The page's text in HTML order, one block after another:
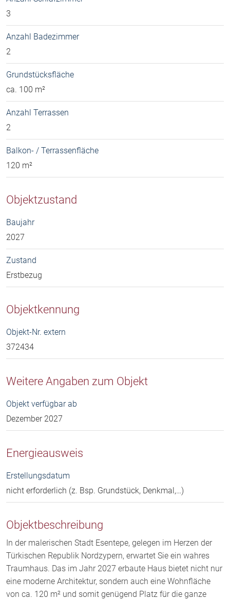
3
Anzahl Badezimmer
2
Grundstücksfläche
ca. 100 m²
Anzahl Terrassen
2
Balkon- / Terrassenfläche
120 m²
Objektzustand
Baujahr
2027
Zustand
Erstbezug
Objektkennung
Objekt-Nr. extern
372434
Weitere Angaben zum Objekt
Objekt verfügbar ab
Dezember 2027
Energieausweis
Erstellungsdatum
nicht erforderlich (z. Bsp. Grundstück, Denkmal,…)
Objektbeschreibung
In der malerischen Stadt Esentepe, gelegen im Herzen der
Türkischen Republik Nordzypern, erwartet Sie ein wahres
Traumhaus. Das im Jahr 2027 erbaute Haus bietet nicht nur
eine moderne Architektur, sondern auch eine Wohnfläche
von ca. 120 m² und somit genügend Platz für die ganze